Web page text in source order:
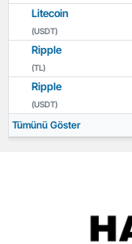
Litecoin
(USDT)
Ripple
(TL)
Ripple
(USDT)
Tümünü Göster